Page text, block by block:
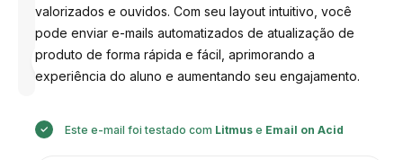
Desenhado
por
Anastasiia
valorizados e ouvidos. Com seu layout intuitivo, você
pode enviar e-mails automatizados de atualização de
produto de forma rápida e fácil, aprimorando a
experiência do aluno e aumentando seu engajamento.
Este e-mail foi testado com Litmuse Email on Acid